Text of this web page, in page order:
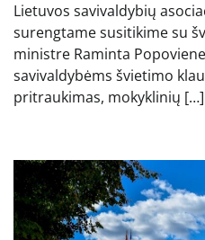
Lietuvos savivaldybių
surengtame susitikime su
ministre Raminta
savivaldybėms švietimo
pritraukimas, mokyklinių […]